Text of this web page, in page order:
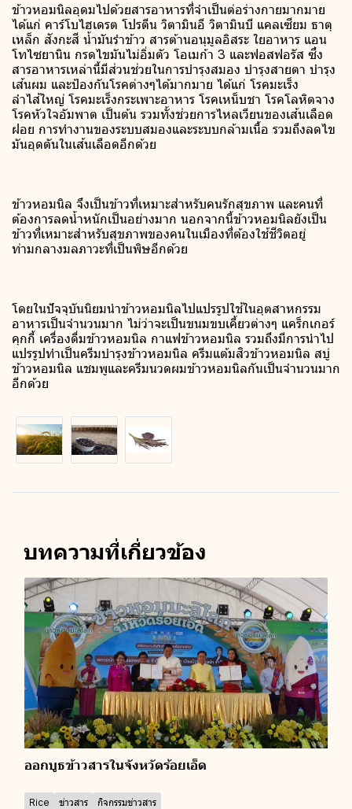
ข้าวหอมนิลอุดมไปด้วยสารอาหารที่จำเป็นต่อร่างกายมากมาย
ได้แก่ คาร์โบไฮเดรต โปรตีน วิตามินอี วิตามินบี แคลเซียม ธาตุ
เหล็ก สังกะสี น้ำมันรำข้าว สารต้านอนุมูลอิสระ ใยอาหาร แอน
โทไซยานิน กรดไขมันไม่อิ่มตัว โอเมก้า 3 และฟอสฟอรัส ซึ่ง
สารอาหารเหล่านี้มีส่วนช่วยในการบำรุงสมอง บำรุงสายตา บำรุง
เส้นผม และป้องกันโรคต่างๆได้มากมาย ได้แก่ โรคมะเร็ง
ลำไส้ใหญ่ โรคมะเร็งกระเพาะอาหาร โรคเหน็บชา โรคโลหิตจาง
โรคหัวใจอัมพาต เป็นต้น รวมทั้งช่วยการไหลเวียนของเส้นเลือด
ฝอย การทำงานของระบบสมองและระบบกล้ามเนื้อ รวมถึงลดไข
มันอุดตันในเส้นเลือดอีกด้วย
ข้าวหอมนิล จึงเป็นข้าวที่เหมาะสำหรับคนรักสุขภาพ และคนที่
ต้องการลดน้ำหนักเป็นอย่างมาก นอกจากนี้ข้าวหอมนิลยังเป็น
ข้าวที่เหมาะสำหรับสุขภาพของคนในเมืองที่ต้องใช้ชีวิตอยู่
ท่ามกลางมลภาวะที่เป็นพิษอีกด้วย
โดยในปัจจุบันนิยมนำข้าวหอมนิลไปแปรรูปใช้ในอุตสาหกรรม
อาหารเป็นจำนวนมาก ไม่ว่าจะเป็นขนมขบเคี้ยวต่างๆ แคร็กเกอร์
คุกกี้ เครื่องดื่มข้าวหอมนิล กาแฟข้าวหอมนิล รวมถึงมีการนำไป
แปรรูปทำเป็นครีมบำรุงข้าวหอมนิล ครีมแต้มสิวข้าวหอมนิล สบู่
ข้าวหอมนิล แชมพูและครีมนวดผมข้าวหอมนิลกันเป็นจำนวนมาก
อีกด้วย
บทความที่เกี่ยวข้อง
ออกบูธข้าวสารในจังหวัดร้อยเอ็ด
Rice ข่าวสาร กิจกรรมข่าวสาร